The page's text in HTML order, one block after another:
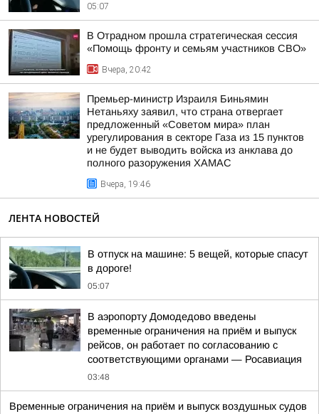
05:07
В Отрадном прошла стратегическая сессия
«Помощь фронту и семьям участников СВО»
Вчера, 20:42
Премьер-министр Израиля Биньямин
Нетаньяху заявил, что страна отвергает
предложенный «Советом мира» план
урегулирования в секторе Газа из 15 пунктов
и не будет выводить войска из анклава до
полного разоружения ХАМАС
Вчера, 19:46
ЛЕНТА НОВОСТЕЙ
В отпуск на машине: 5 вещей, которые спасут
в дороге!
05:07
В аэропорту Домодедово введены
временные ограничения на приём и выпуск
рейсов, он работает по согласованию с
соответствующими органами — Росавиация
03:48
Временные ограничения на приём и выпуск воздушных судов